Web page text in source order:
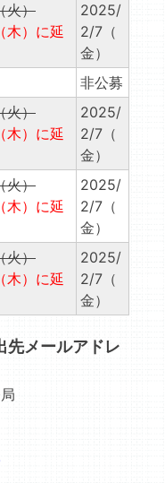
火）
木）に延
2025/
2/7（
金）
非公募
火）
木）に延
2025/
2/7（
金）
火）
木）に延
2025/
2/7（
金）
火）
木）に延
2025/
2/7（
金）
先メールアドレ